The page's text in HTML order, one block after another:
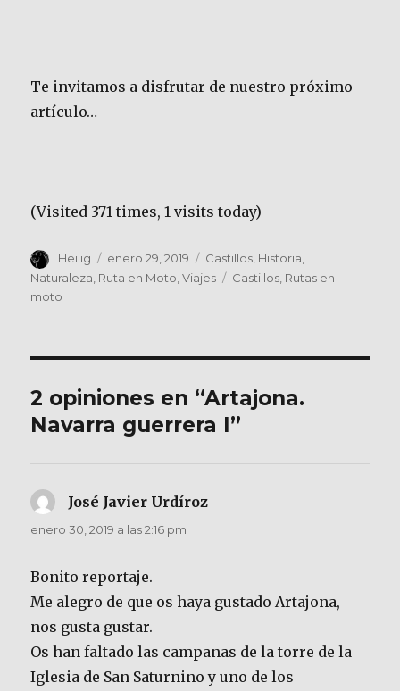
Te invitamos a disfrutar de nuestro próximo
artículo…
(Visited 371 times, 1 visits today)
Autor
Heilig
Publicado
el
enero 29, 2019 Categorías
Castillos, Historia,
Naturaleza Ruta en Moto ,Viajes Etiquetas
Castillos Rutas en
moto
2 opiniones en “Artajona.
Navarra guerrera I”
José Javier Urdíroz
enero 30, 2019 a las 2:16 pm
Bonito reportaje.
Me alegro de que os haya gustado Artajona,
nos gusta gustar.
Os han faltado las campanas de la torre de la
Iglesia de San Saturnino y uno de los